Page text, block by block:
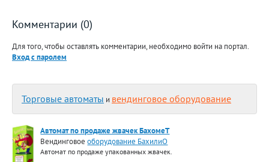
Комментарии (0)
Для того, чтобы оставлять комментарии, необходимо войти на портал.
Вход с паролем
Торговые автоматы и вендинговое оборудование
Автомат по продаже жвачек БахомеТ
Вендинговоеоборудование БахилиО
Автомат по продаже упакованных жвачек.